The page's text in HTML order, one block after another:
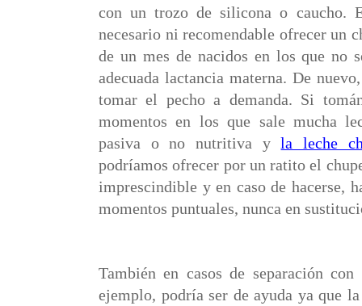
con un trozo de silicona o caucho.
necesario ni recomendable ofrecer un
de un mes de nacidos en los que no
adecuada lactancia materna. De
tomar el pecho a demanda. Si
momentos en los que sale mucha
pasiva o no nutritiva yla leche
podríamos ofrecer por un ratito el
imprescindible y en caso de hacerse,
momentos puntuales, nunca en
También en casos de separación
ejemplo, podría ser de ayuda ya que